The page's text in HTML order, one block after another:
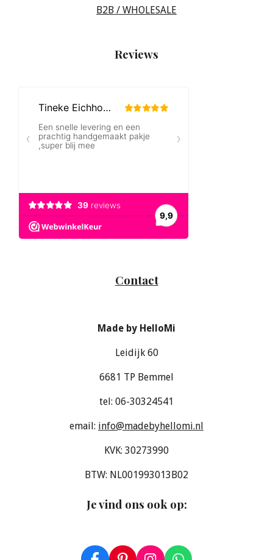
B2B / WHOLESALE
Reviews
Contact
Made by HelloMi
Leidijk 60
6681 TP Bemmel
tel: 06-30324541
email: info@madebyhellomi.nl
KVK: 30273990
BTW: NL001993013B02
Je vind ons ook op: